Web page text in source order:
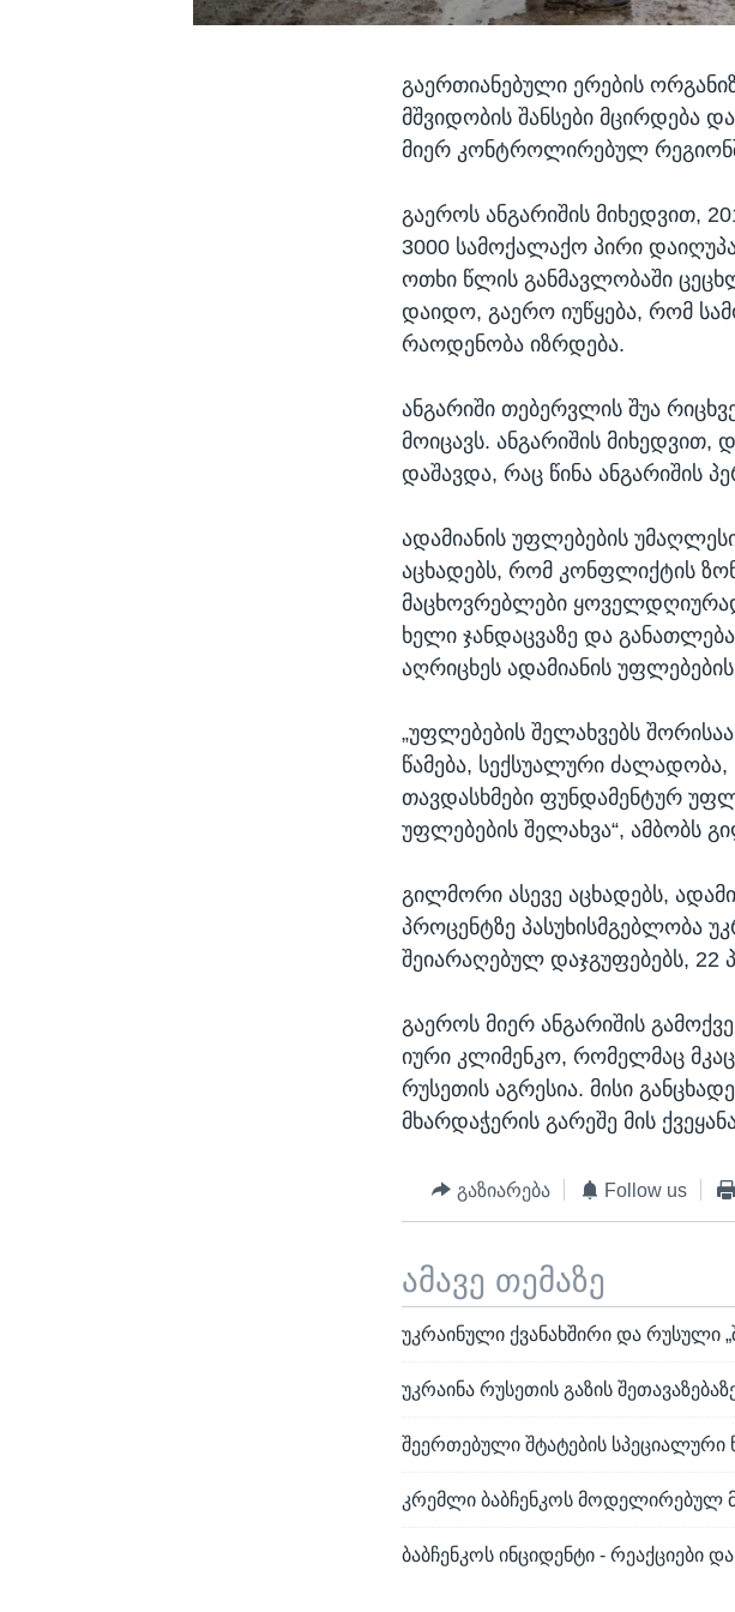
გაერთიანებული ერების
მშვიდობის შანსები მცირდება
მიერ კონტროლირებულ
გაეროს ანგარიშის მიხედვით,
3000 სამოქალაქო პირი
ოთხი წლის განმავლობაში
დაიდო, გაერო იუწყება, რომ
რაოდენობა იზრდება.
ანგარიში თებერვლის შუა
მოიცავს. ანგარიშის მიხედვით,
დაშავდა, რაც წინა ანგარიშის
ადამიანის უფლებების
აცხადებს, რომ კონფლიქტის
მაცხოვრებლები
ხელი ჯანდაცვაზე და
აღრიცხეს ადამიანის
„უფლებების შელახვებს
წამება, სექსუალური
თავდასხმები ფუნდამენტურ
უფლებების შელახვა“, ამბობს
გილმორი ასევე აცხადებს,
პროცენტზე პასუხისმგებლობა
შეიარაღებულ დაჯგუფებებს, 22
გაეროს მიერ ანგარიშის
იური კლიმენკო, რომელმაც
რუსეთის აგრესია. მისი
მხარდაჭერის გარეშე მის
გაზიარება Follow us
ამავე თემაზე
უკრაინული ქვანახშირი და რუსული
უკრაინა რუსეთის გაზის
შეერთებული შტატების
კრემლი ბაბჩენკოს მოდელირებულ
ბაბჩენკოს ინციდენტი - რეაქციები